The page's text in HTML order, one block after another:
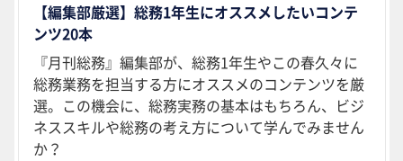
【編集部厳選】総務1年生にオススメしたいコンテ
ンツ20本
『月刊総務』編集部が、総務1年生やこの春久々に
総務業務を担当する方にオススメのコンテンツを厳
選。この機会に、総務実務の基本はもちろん、ビジ
ネススキルや総務の考え方について学んでみません
か？